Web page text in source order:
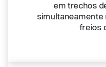
em trechos
simultaneamente
freios